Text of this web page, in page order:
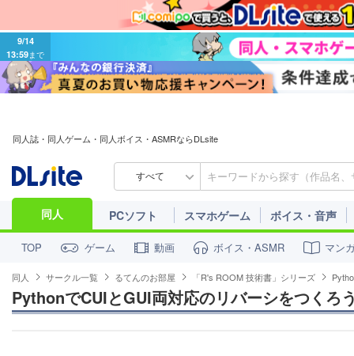
9/14
13:59まで
同人誌・同人ゲーム・同人ボイス・ASMRならDLsite
すべて
同人 PCソフト スマホゲーム ボイス・音声
TOP ゲーム 動画 ボイス・ASMR マン
同人 サークル一覧 るてんのお部屋 「R's ROOM 技術書」シリーズ
PythonでCUIとGUI両対応のリバーシをつくろ